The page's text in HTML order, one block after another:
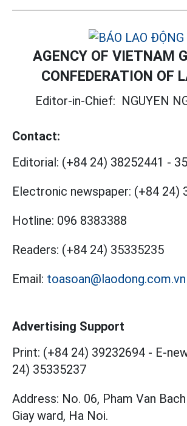
AGENCY OF VIETNAM
CONFEDERATION OF
Editor-in-Chief: NGUYEN
Contact:
Editorial: (+84 24) 38252441 -
Electronic newspaper: (+84 24)
Hotline: 096 8383388
Readers: (+84 24) 35335235
Email: toasoan@laodong.com.vn
Advertising Support
Print: (+84 24) 39232694 - E-
24) 35335237
Address: No. 06, Pham Van
Giay ward, Ha Noi.